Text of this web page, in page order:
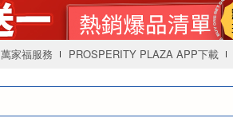
萬家福服務 PROSPERITY PLAZA APP下載